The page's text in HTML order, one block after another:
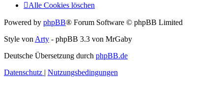
Alle Cookies löschen
Powered by phpBB® Forum Software © phpBB Limited
Style von Arty - phpBB 3.3 von MrGaby
Deutsche Übersetzung durch phpBB.de
Datenschutz | Nutzungsbedingungen